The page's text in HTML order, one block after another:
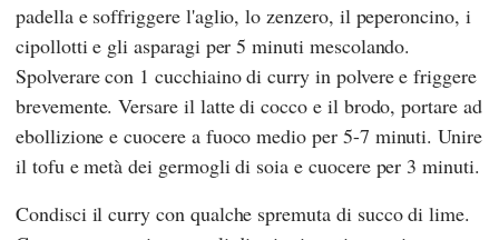
padella e soffriggere l'aglio, lo zenzero, il peperoncino, i
cipollotti e gli asparagi per 5 minuti mescolando.
Spolverare con 1 cucchiaino di curry in polvere e friggere
brevemente. Versare il latte di cocco e il brodo, portare ad
ebollizione e cuocere a fuoco medio per 5-7 minuti. Unire
il tofu e metà dei germogli di soia e cuocere per 3 minuti.
Condisci il curry con qualche spremuta di succo di lime.